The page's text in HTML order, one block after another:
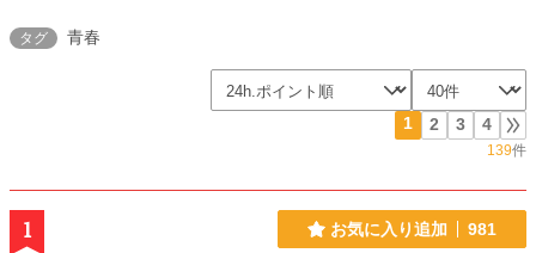
タグ 青春
1 2 3 4
139件
1 お気に入り追加 981